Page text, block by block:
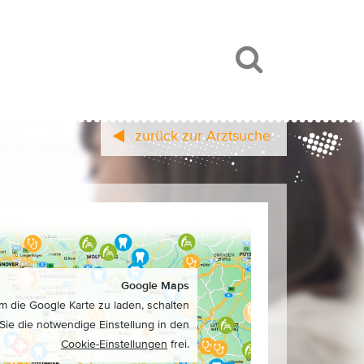
zurück zur Arztsuche
Google Maps
die Google Karte zu laden, schalten
Sie die notwendige Einstellung in den
Cookie-Einstellungen frei.